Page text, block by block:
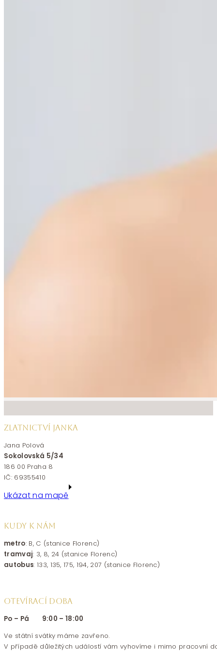
ZLATNICTVÍ JANKA
Jana Polová
Sokolovská 5/34
186 00 Praha 8
IČ: 69355410
Ukázat na mapě
KUDY K NÁM
metro: B, C (stanice Florenc)
tramvaj: 3, 8, 24 (stanice Florenc)
autobus: 133, 135, 175, 194, 207 (stanice Florenc)
OTEVÍRACÍ DOBA
Po – Pá 9:00 – 18:00
Ve státní svátky máme zavřeno.
V případě důležitých událostí vám vyhovíme i mimo pracovní